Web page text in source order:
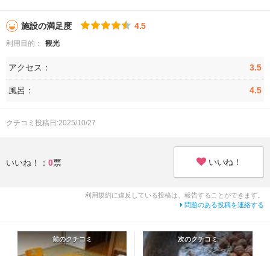
施設の満足度 4.5
利用目的： 観光
アクセス： 3.5
風呂： 4.5
クチコミ投稿日:2025/10/27
いいね！： 0票 いいね！
利用規約に違反している投稿は、報告することができます。
問題のある投稿を連絡する
前のクチコミ 次のクチコミ